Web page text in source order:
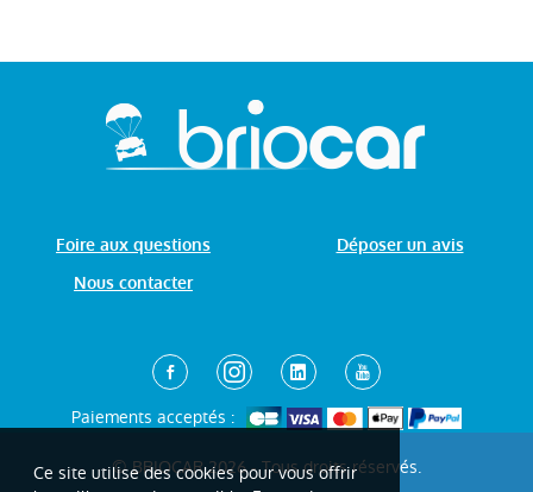
Ce site utilise des cookies pour vous offrir
Foire aux questions
Nous contacter
Déposer un avis
Paiements acceptés :
© BRIOCAR 2026 - Tous droits réservés.